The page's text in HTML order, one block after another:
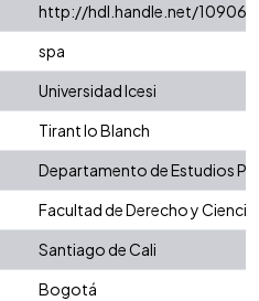
http://hdl.handle.net/10906/
spa
Universidad Icesi
Tirant lo Blanch
Departamento de Estudios
Facultad de Derecho y
Santiago de Cali
Bogotá